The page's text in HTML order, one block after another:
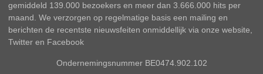
gemiddeld 139.000 bezoekers en meer dan 3.666.000 hits per
maand. We verzorgen op regelmatige basis een mailing en
berichten de recentste nieuwsfeiten onmiddellijk via onze website,
Twitter en Facebook
Ondernemingsnummer BE0474.902.102